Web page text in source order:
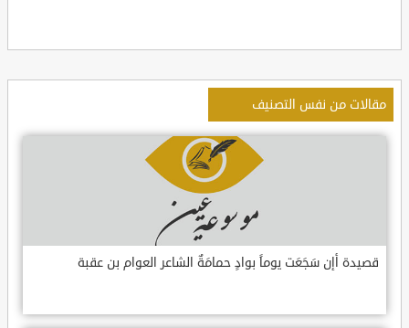
مقالات من نفس التصنيف
قصيدة أإن سَجَعَت يوماً بوادٍ حمامَةٌ الشاعر العوام بن عقبة